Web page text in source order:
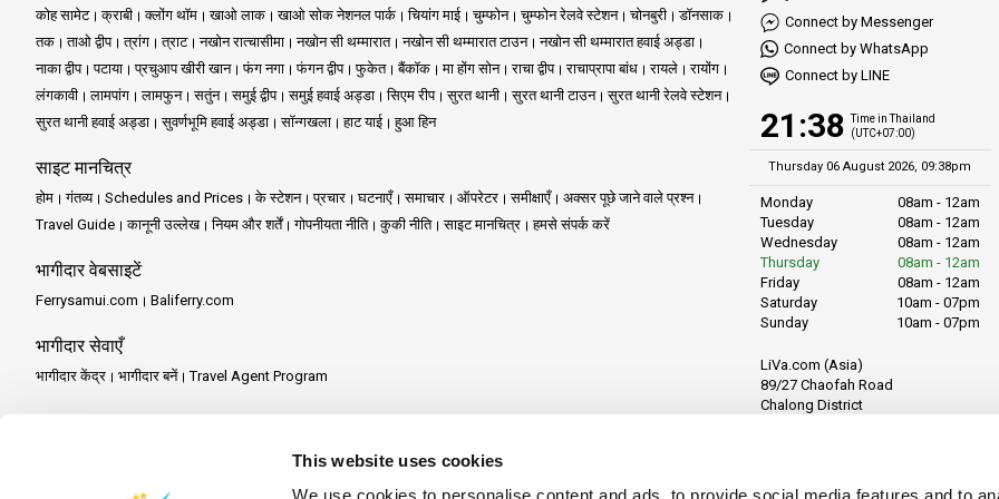
This website uses cookies
We use cookies to personalise content and ads, to provide social media features and to
एक नजर में: ऑपरेटर द्वारा पेश किए गए कुछ गंतव्य
कोह लांता यात्रा:कोह लांता की प्राकृतिक सुंदरता में डूब जाएं, जो शांति और आकर्षण का एक स्वर्ग है। अधिक जानकारी के लिए यहां क्लिक
कोह फि फि एडवेंचर:कोह फि फि के प्रसिद्ध आकर्षण की खोज करें, जहां इसके साफ समुद्र तट और जीवंत नाइटलाइफ आपका स्वागत करते
कोह क्राडान के शांत स्वर्ग का अनुभव करें, जहां साफ पानी और मुलायम रेत आपका इंतजार कर रहे हैं। अधिक जानकारी
कोह न्गाई एक्सकर्शन:कोह न्गाई के शांत तटों पर आराम करें और इस छुपे हुए रत्न की सुंदरता का आनंद लें। अधिक जानकारी के लिए यहां क्लिक
सतुन पाकबरा स्पीड बोट क्लब आपको थाईलैंड के सबसे आकर्षक द्वीपों की एक असाधारण यात्रा पर आमंत्रित करता है। हमारी सुरक्षा,
यादगार होगी जितनी खुद गंतव्य। अभी अपने टिकट सुरक्षित करें और थाईलैंड के द्वीपों के खजानों को उजागर करने में हमारे साथी बनें। आपका
कोह सामेट
क्राबी क्लोंग थॉम खाओ लाक खाओ सोक नेशनल पार्क चियांग माई चुम्फोन चुम्फोन रेलवे स्टेशन चोनबुरी
डॉनसाक
तक
ताओ द्वीप त्रांग त्राट नखोन रात्चासीमा नखोन सी थम्मारात नखोन सी थम्मारात टाउन
नखोन सी थम्मारात हवाई अड्डा
नाका द्वीप
पटाया प्रचुआप खीरी खान फंग नगा फंगन द्वीप फुकेत बैंकॉक मा होंग सोन राचा द्वीप राचाप्रापा बांध रायले
रायोंग
लंगकावी
लामपांग लामफुन सतुंन समुई द्वीप समुई हवाई अड्डा सिएम रीप सुरत थानी सुरत थानी टाउन
सुरत थानी रेलवे स्टेशन
सुरत थानी हवाई अड्डा
सुवर्णभूमि हवाई अड्डा सॉन्गखला हाट याई हुआ हिन
साइट मानचित्र
होम गंतव्य Schedules and Prices के स्टेशन प्रचार घटनाएँ समाचार ऑपरेटर समीक्षाएँ
अक्सर पूछे जाने वाले प्रश्न
Travel Guide
कानूनी उल्लेख नियम और शर्तें गोपनीयता नीति कुकी नीति साइट मानचित्र हमसे संपर्क करें
भागीदार वेबसाइटें
Ferrysamui.com Baliferry.com
भागीदार सेवाएँ
भागीदार केंद्र भागीदार बनें Travel Agent Program
Connect by Messenger
Connect by WhatsApp
Connect by LINE
21:38 Time in Thailand
(UTC+07:00)
Thursday 06 August 2026, 09:38pm
Monday
08am - 12am
Tuesday
08am - 12am
Wednesday
08am - 12am
Thursday
08am - 12am
Friday
08am - 12am
Saturday
10am - 07pm
Sunday
10am - 07pm
LiVa.com (Asia)
89/27 Chaofah Road
Chalong District